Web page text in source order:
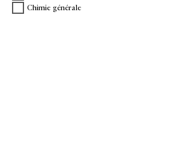
Chimie générale